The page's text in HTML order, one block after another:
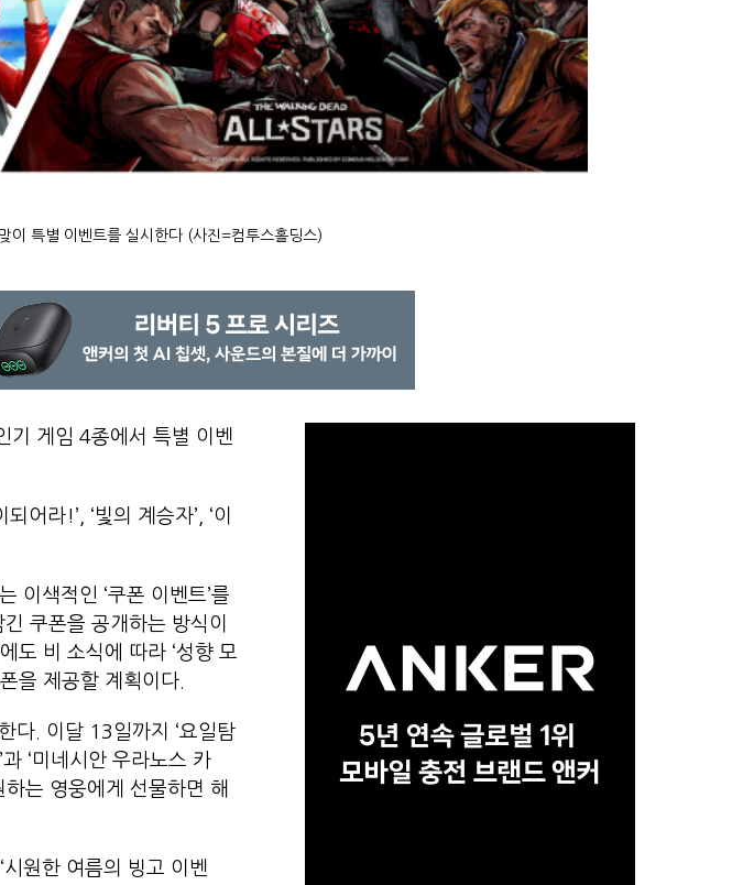
이 특별 이벤트를 실시한다 (사진=컴투스홀딩스)
기 게임 4종에서 특별 이벤
어라!’, ‘빛의 계승자’, ‘이
이색적인 ‘쿠폰 이벤트’를
쿠폰을 공개하는 방식이
도 비 소식에 따라 ‘성향 모
을 제공할 계획이다.
다. 이달 13일까지 ‘요일탐
과 ‘미네시안 우라노스 카
는 영웅에게 선물하면 해
원한 여름의 빙고 이벤